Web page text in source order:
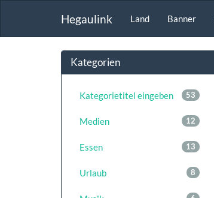
Hegaulink Land Banner
Kategorien
53
Kategorietitel eingeben
12
Medien
13
Essen
8
Urlaub